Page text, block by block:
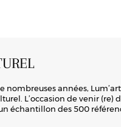
nombreuses années,
L’occasion de venir (re)
échantillon des 500